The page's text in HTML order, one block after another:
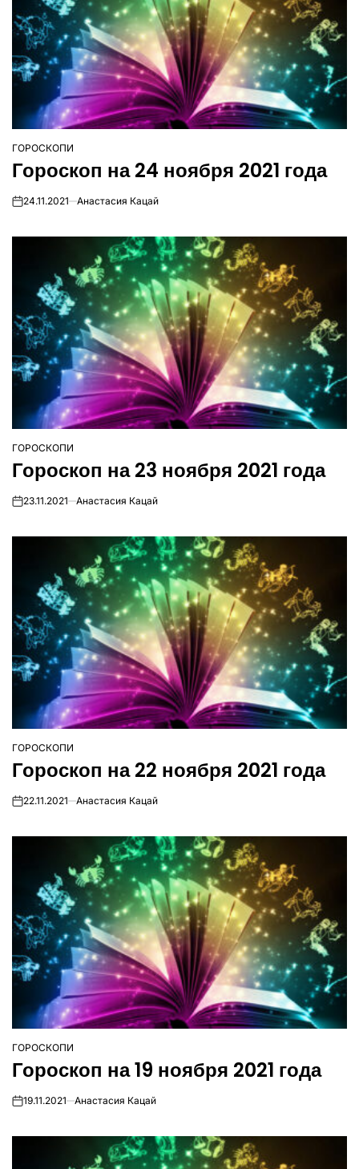
ОПУБЛІКУВАТИ
У
ГОРОСКОПИ
Гороскоп на 24 ноября 2021 года
on24.11.2021 Анастасия Кацай
ОПУБЛІКУВАТИ
У
ГОРОСКОПИ
Гороскоп на 23 ноября 2021 года
on23.11.2021 Анастасия Кацай
ОПУБЛІКУВАТИ
У
ГОРОСКОПИ
Гороскоп на 22 ноября 2021 года
on22.11.2021 Анастасия Кацай
ОПУБЛІКУВАТИ
У
ГОРОСКОПИ
Гороскоп на 19 ноября 2021 года
on19.11.2021 Анастасия Кацай